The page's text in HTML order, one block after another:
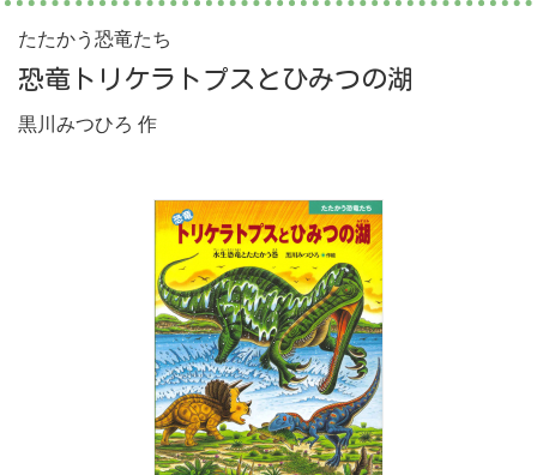
たたかう恐竜たち
恐竜トリケラトプスとひみつの湖
黒川みつひろ 作